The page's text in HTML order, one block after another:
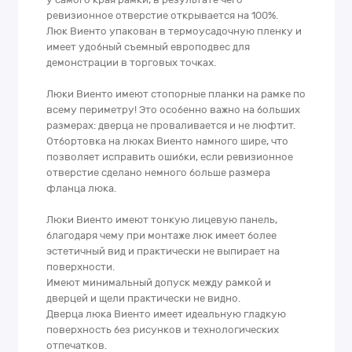
ревизионное отверстие открывается на 100%.
Люк Виенто упакован в термоусадочную пленку и
имеет удобный съемный европодвес для
демонстрации в торговых точках.
Люки Виенто имеют стопорные планки на рамке по
всему периметру! Это особенно важно на больших
размерах: дверца не проваливается и не люфтит.
Отбортовка на люках Виенто намного шире, что
позволяет исправить ошибки, если ревизионное
отверстие сделано немного больше размера
фланца люка.
Люки Виенто имеют тонкую лицевую панель,
благодаря чему при монтаже люк имеет более
эстетичный вид и практически не выпирает на
поверхности.
Имеют минимальный допуск между рамкой и
дверцей и щели практически не видно.
Дверца люка Виенто имеет идеальную гладкую
поверхность без рисунков и технологических
отпечатков.